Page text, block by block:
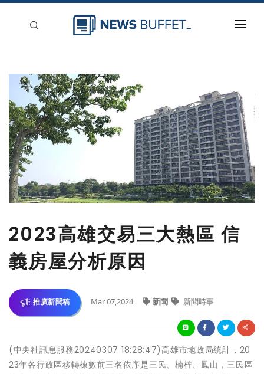
新聞稿分類
登入
刊登
2023高雄交易三大熱區 信
義房屋分析原因
推廣新聞稿 Mar 07,2024 新聞 新聞時事
(中央社訊息服務20240307 18:28:47)高雄市地政局統計，20
23年各行政區移轉棟數前三名依序是三民、楠梓、鳳山，三民區